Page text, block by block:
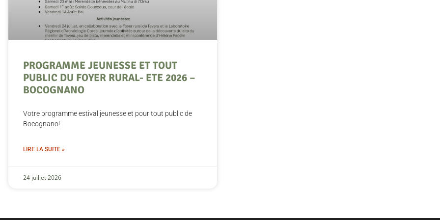
PROGRAMME JEUNESSE ET TOUT
PUBLIC DU FOYER RURAL- ETE 2026 –
BOCOGNANO
Votre programme estival jeunesse et pour tout public de
Bocognano!
LIRE LA SUITE »
24 juillet 2026